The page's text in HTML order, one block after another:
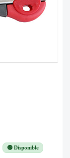
🟢 Disponible